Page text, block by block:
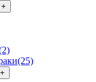
+
(25)
+